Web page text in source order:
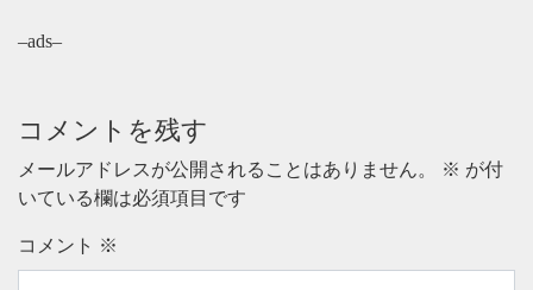
–ads–
コメントを残す
メールアドレスが公開されることはありません。 ※ が付
いている欄は必須項目です
コメント ※